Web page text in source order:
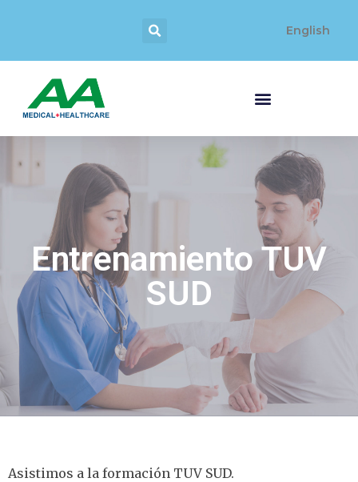
English
Entrenamiento TUV
SUD
Asistimos a la formación TUV SUD.